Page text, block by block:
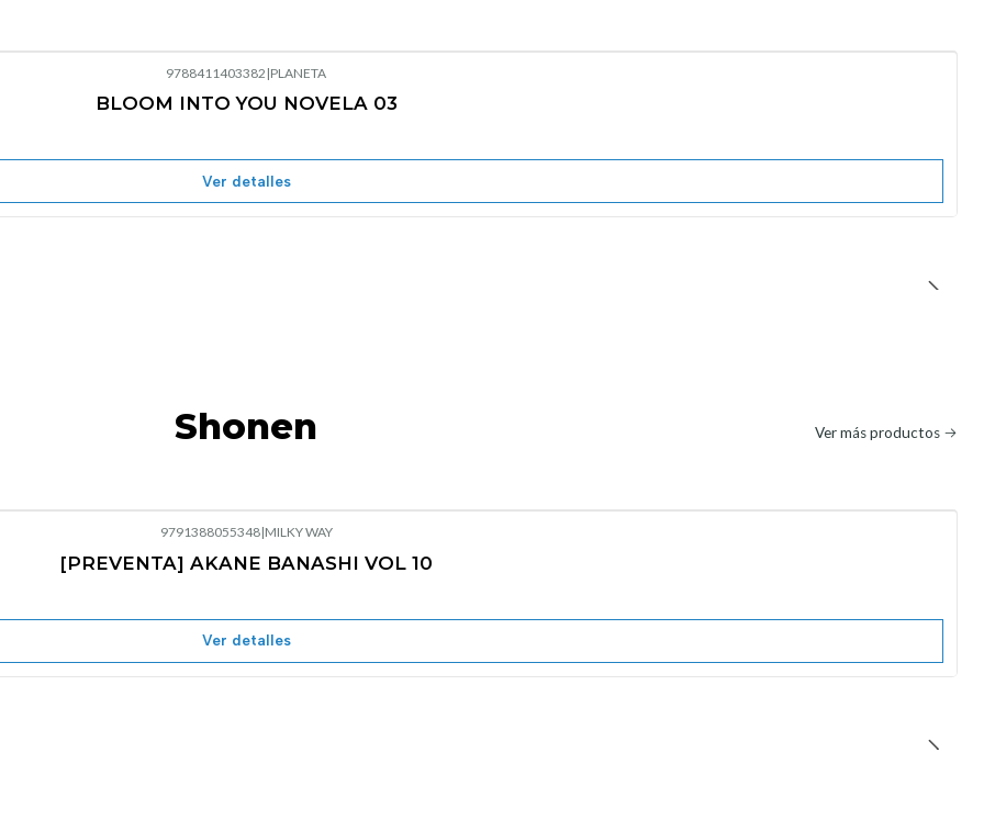
9788411403382 |PLANETA
BLOOM INTO YOU NOVELA 03
Ver detalles
Shonen Ver más productos
9791388055348|MILKY WAY
[PREVENTA] AKANE BANASHI VOL 10
Ver detalles